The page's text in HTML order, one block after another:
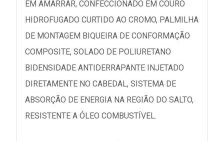
EM AMARRAR, CONFECCIONADO EM COURO
HIDROFUGADO CURTIDO AO CROMO, PALMILHA
DE MONTAGEM BIQUEIRA DE CONFORMAÇÃO
COMPOSITE, SOLADO DE POLIURETANO
BIDENSIDADE ANTIDERRAPANTE INJETADO
DIRETAMENTE NO CABEDAL, SISTEMA DE
ABSORÇÃO DE ENERGIA NA REGIÃO DO SALTO,
RESISTENTE A ÓLEO COMBUSTÍVEL.